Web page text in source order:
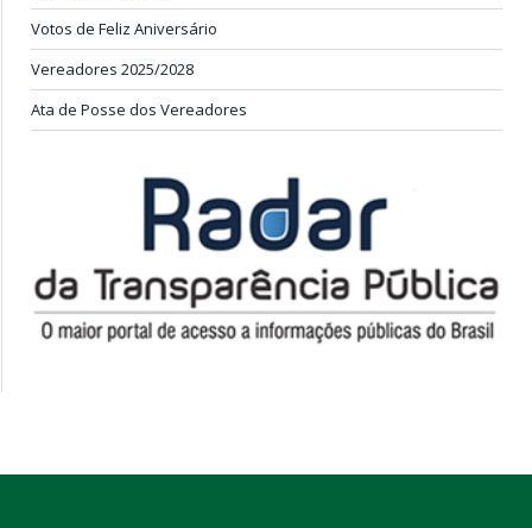
Votos de Feliz Aniversário
Vereadores 2025/2028
Ata de Posse dos Vereadores